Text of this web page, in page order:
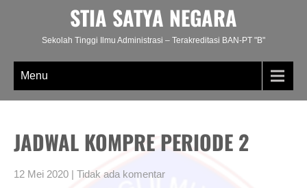
STIA SATYA NEGARA
Sekolah Tinggi Ilmu Administrasi – Terakreditasi BAN-PT "B"
Menu
JADWAL KOMPRE PERIODE 2
12 Mei 2020 | Tidak ada komentar